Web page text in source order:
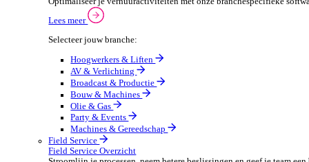
Automotive
Automotivebedrijven draaien op snelheid en
Lees meer
Selecteer jouw branche:
Automaterialen
Verhuur
Verhuur Overzicht
Optimaliseer je verhuuractiviteiten met onze